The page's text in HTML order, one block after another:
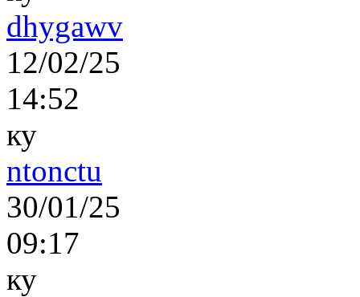
dhygawv
12/02/25
14:52
ку
ntonctu
30/01/25
09:17
ку